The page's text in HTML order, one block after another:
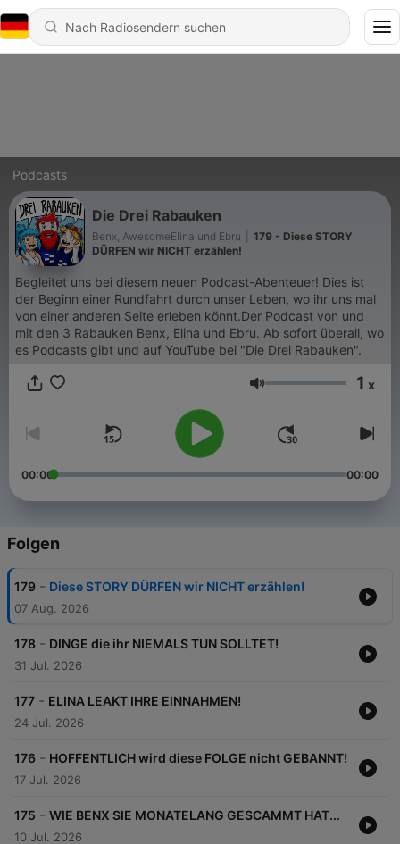
Podcasts
Die Drei Rabauken
Benx, AwesomeElina und Ebru
179 - Diese STORY
DÜRFEN wir NICHT erzählen!
Begleitet uns bei diesem neuen Podcast-Abenteuer! Dies ist
der Beginn einer Rundfahrt durch unser Leben, wo ihr uns mal
von einer anderen Seite erleben könnt.Der Podcast von und
mit den 3 Rabauken Benx, Elina und Ebru. Ab sofort überall, wo
es Podcasts gibt und auf YouTube bei "Die Drei Rabauken".
Lautstärke 1 x
00:00 00:00
Folgen
179 - Diese STORY DÜRFEN wir NICHT erzählen!
07 Aug. 2026
178 - DINGE die ihr NIEMALS TUN SOLLTET!
31 Jul. 2026
177 - ELINA LEAKT IHRE EINNAHMEN!
24 Jul. 2026
176 - HOFFENTLICH wird diese FOLGE nicht GEBANNT!
17 Jul. 2026
175 - WIE BENX SIE MONATELANG GESCAMMT HAT...
10 Jul. 2026